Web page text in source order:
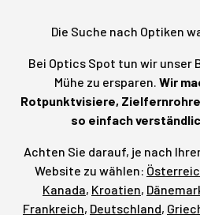
Die Suche nach Optiken
Bei Optics Spot tun wir unser
Mühe zu ersparen. Wir
Rotpunktvisiere,
so einfach
Achten Sie darauf, je nach
Website zu wählen:
Kanada, Kroatien,
Frankreich, Deutschland,